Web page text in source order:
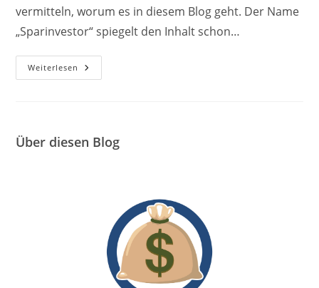
vermitteln, worum es in diesem Blog geht. Der Name
„Sparinvestor“ spiegelt den Inhalt schon…
Weiterlesen Über
Sparinvestor
Über diesen Blog